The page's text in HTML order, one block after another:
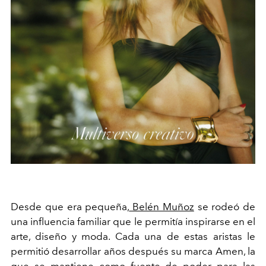
Desde que era pequeña, Belén Muñoz se rodeó de
una influencia familiar que le permitía inspirarse en el
arte, diseño y moda. Cada una de estas aristas le
permitió desarrollar años después su marca Amen, la